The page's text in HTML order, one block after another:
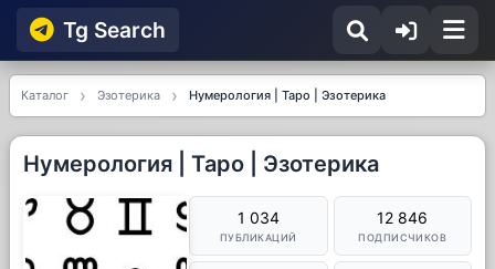
Tg Searсh
Каталог Эзотерика Нумерология | Таро | Эзотерика
Нумерология | Таро | Эзотерика
1 034
ПУБЛИКАЦИЙ
12 846
ПОДПИСЧИКОВ